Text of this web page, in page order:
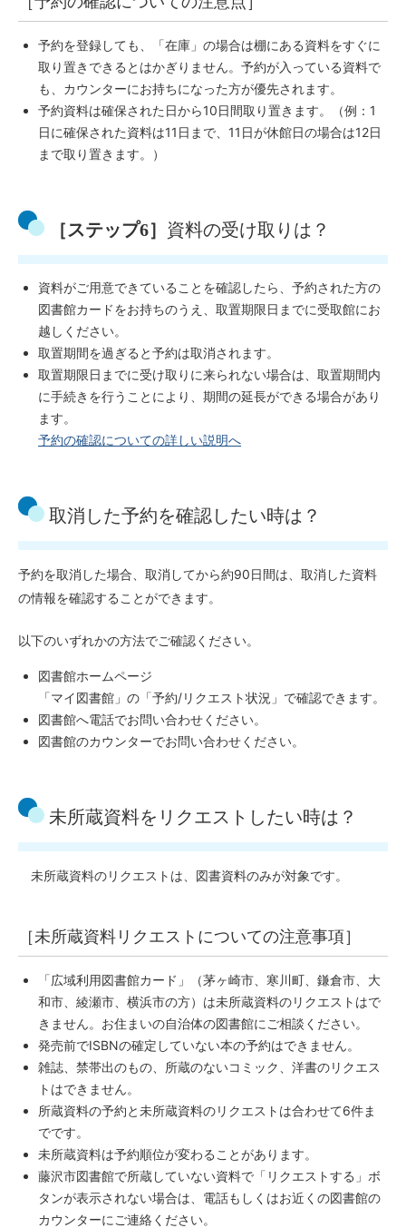
予約を登録しても、「在庫」の場合は棚にある資料をすぐに
取り置きできるとはかぎりません。予約が入っている資料で
も、カウンターにお持ちになった方が優先されます。
予約資料は確保された日から10日間取り置きます。（例：1
日に確保された資料は11日まで、11日が休館日の場合は12日
まで取り置きます。）
［ステップ6］ 資料の受け取りは？
資料がご用意できていることを確認したら、予約された方の
図書館カードをお持ちのうえ、取置期限日までに受取館にお
越しください。
取置期間を過ぎると予約は取消されます。
取置期限日までに受け取りに来られない場合は、取置期間内
に手続きを行うことにより、期間の延長ができる場合があり
ます。
予約の確認についての詳しい説明へ
取消した予約を確認したい時は？
予約を取消した場合、取消してから約90日間は、取消した資料
の情報を確認することができます。
以下のいずれかの方法でご確認ください。
図書館ホームページ
「マイ図書館」の「予約/リクエスト状況」で確認できます。
図書館へ電話でお問い合わせください。
図書館のカウンターでお問い合わせください。
未所蔵資料をリクエストしたい時は？
未所蔵資料のリクエストは、図書資料のみが対象です。
［未所蔵資料リクエストについての注意事項］
「広域利用図書館カード」（茅ヶ崎市、寒川町、鎌倉市、大
和市、綾瀬市、横浜市の方）は未所蔵資料のリクエストはで
きません。お住まいの自治体の図書館にご相談ください。
発売前でISBNの確定していない本の予約はできません。
雑誌、禁帯出のもの、所蔵のないコミック、洋書のリクエス
トはできません。
所蔵資料の予約と未所蔵資料のリクエストは合わせて6件ま
でです。
未所蔵資料は予約順位が変わることがあります。
藤沢市図書館で所蔵していない資料で「リクエストする」ボ
タンが表示されない場合は、電話もしくはお近くの図書館の
カウンターにご連絡ください。